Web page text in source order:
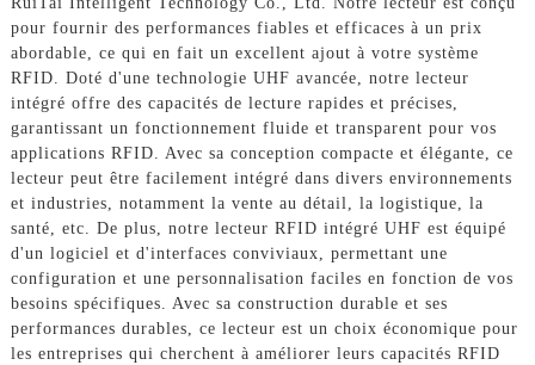
pour fournir des performances fiables et efficaces à un prix
abordable, ce qui en fait un excellent ajout à votre système
RFID. Doté d'une technologie UHF avancée, notre lecteur
intégré offre des capacités de lecture rapides et précises,
garantissant un fonctionnement fluide et transparent pour vos
applications RFID. Avec sa conception compacte et élégante, ce
lecteur peut être facilement intégré dans divers environnements
et industries, notamment la vente au détail, la logistique, la
santé, etc. De plus, notre lecteur RFID intégré UHF est équipé
d'un logiciel et d'interfaces conviviaux, permettant une
configuration et une personnalisation faciles en fonction de vos
besoins spécifiques. Avec sa construction durable et ses
performances durables, ce lecteur est un choix économique pour
les entreprises qui cherchent à améliorer leurs capacités RFID